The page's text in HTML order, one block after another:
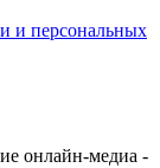
и персональных
онлайн-медиа -